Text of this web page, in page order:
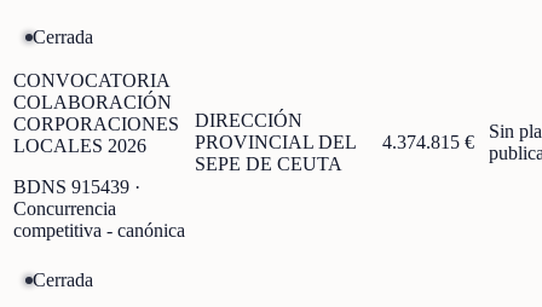
Cerrada
CONVOCATORIA
COLABORACIÓN
CORPORACIONES
LOCALES 2026
BDNS 915439 ·
Concurrencia
competitiva - canónica
DIRECCIÓN
PROVINCIAL DEL
SEPE DE CEUTA
4.374.815 €
Sin
Cerrada